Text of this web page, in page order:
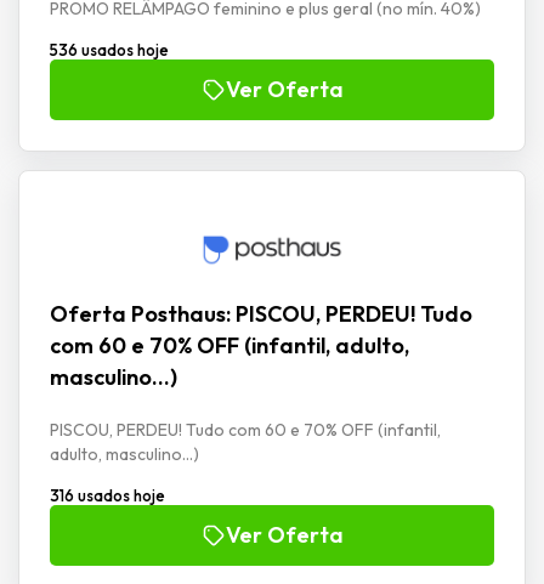
PROMO RELÂMPAGO feminino e plus geral (no mín. 40%)
536 usados hoje
Ver Oferta
Oferta Posthaus: PISCOU, PERDEU! Tudo
com 60 e 70% OFF (infantil, adulto,
masculino…)
PISCOU, PERDEU! Tudo com 60 e 70% OFF (infantil,
adulto, masculino...)
316 usados hoje
Ver Oferta